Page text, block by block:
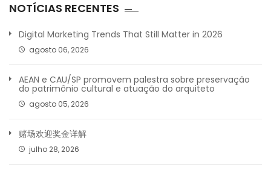
NOTÍCIAS RECENTES
Digital Marketing Trends That Still Matter in 2026
agosto 06, 2026
AEAN e CAU/SP promovem palestra sobre preservação
do patrimônio cultural e atuação do arquiteto
agosto 05, 2026
赌场欢迎奖金详解
julho 28, 2026